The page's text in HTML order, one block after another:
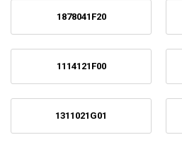
1878041F20
1114121F00
1311021G01